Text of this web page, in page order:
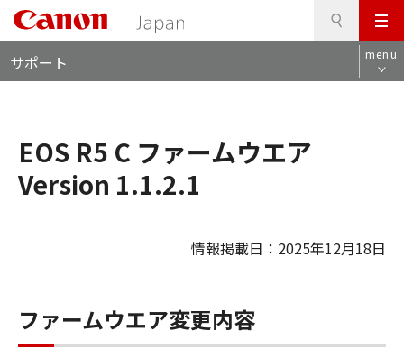
メ
ニ
ュ
サポート menu
EOS R5 C ファームウエア
Version 1.1.2.1
情報掲載日：2025年12月18日
ファームウエア変更内容